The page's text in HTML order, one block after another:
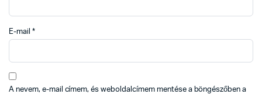
E-mail *
A nevem, e-mail címem, és weboldalcímem mentése a böngészőben a